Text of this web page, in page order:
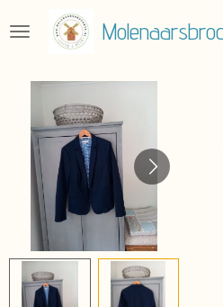
direct
hoofdinhoud